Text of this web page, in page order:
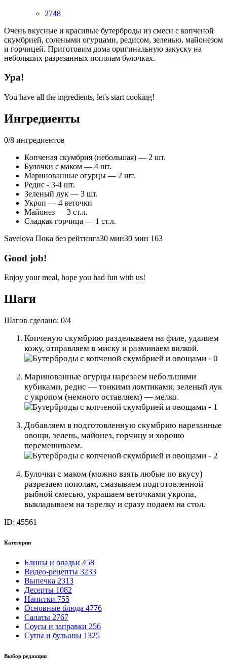
2748
Очень вкусные и красивые бутерброды из смеси с копченой
скумбрией, солеными огурцами, редисом, зеленью, майонезом
и горчицей. Приготовим дома оригинальную закуску на
небольших разрезанных пополам булочках.
Ура!
You have all the ingredients, let's start cooking!
Ингредиенты
0/8 ингредиентов
Копченая скумбрия (небольшая) — 2 шт.
Булочки с маком — 4 шт.
Маринованные огурцы — 2 шт.
Редис - 3-4 шт.
Зеленый лук — 3 шт.
Укроп — 4 веточки
Майонез — 3 ст.л.
Сладкая горчица — 1 ст.л.
Savelova Пока без рейтинга30 мин30 мин 163
Good job!
Enjoy your meal, hope you had fun with us!
Шаги
Шагов сделано: 0/4
Копченую скумбрию разделываем на филе, удаляем
кожу, отправляем в миску и разминаем вилкой.
Маринованные огурцы нарезаем небольшими
кубиками, редис — тонкими ломтиками, зеленый лук
с укропом (немного оставляем) — мелко.
Добавляем в подготовленную скумбрию нарезанные
овощи, зелень, майонез, горчицу и хорошо
перемешиваем.
Булочки с маком (можно взять любые по вкусу)
разрезаем пополам, смазываем подготовленной
рыбной смесью, украшаем веточками укропа,
выкладываем на тарелку и сразу подаем на стол.
ID: 45561
Категории
Блины и оладьи 458
Видео-рецепты 3233
Выпечка 2313
Десерты 1082
Напитки 755
Основные блюда 4776
Салаты 2767
Соусы и заправки 256
Супы и бульоны 1325
Выбор редакции